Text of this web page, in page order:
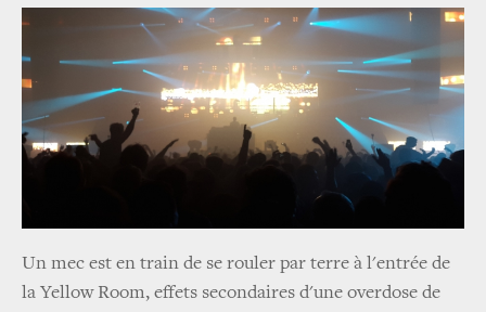
Un mec est en train de se rouler par terre à l'entrée de
la Yellow Room, effets secondaires d'une overdose de